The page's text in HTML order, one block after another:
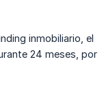
inmobiliario, el
24 meses, por